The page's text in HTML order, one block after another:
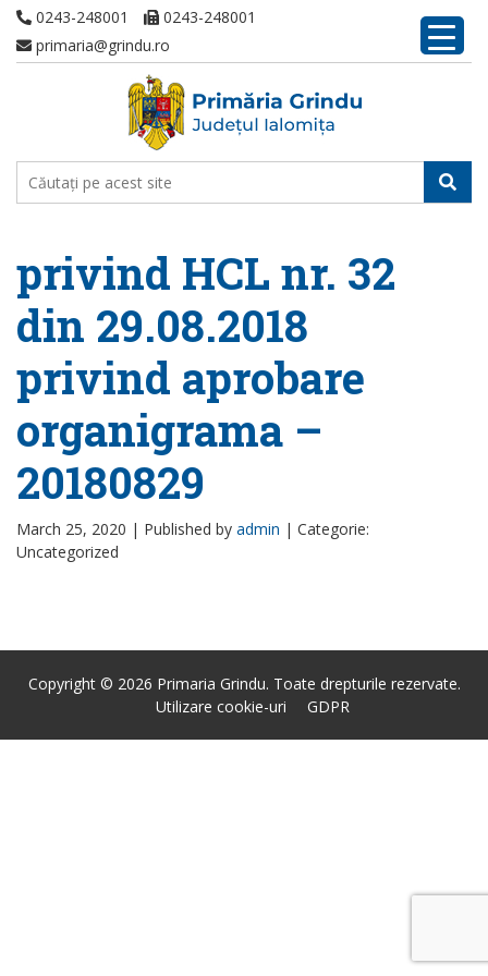
0243-248001
0243-248001
primaria@grindu.ro
privind HCL nr. 32
din 29.08.2018
privind aprobare
organigrama –
20180829
March 25, 2020 | Published by admin | Categorie:
Uncategorized
Copyright © 2026 Primaria Grindu. Toate drepturile rezervate.
Utilizare cookie-uri
GDPR